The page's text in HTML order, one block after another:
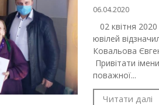
06.04.2020
02 квітня 2020
ювілей
Ковальова
Привітати
поважної...
Читати далі